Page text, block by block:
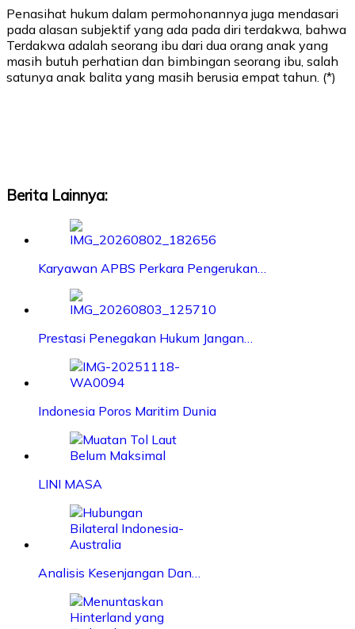
Penasihat hukum dalam permohonannya juga mendasari
pada alasan subjektif yang ada pada diri terdakwa, bahwa
Terdakwa adalah seorang ibu dari dua orang anak yang
masih butuh perhatian dan bimbingan seorang ibu, salah
satunya anak balita yang masih berusia empat tahun. (*)
Berita Lainnya:
Karyawan APBS Perkara Pengerukan…
Prestasi Penegakan Hukum Jangan…
Indonesia Poros Maritim Dunia
LINI MASA
Analisis Kesenjangan Dan…